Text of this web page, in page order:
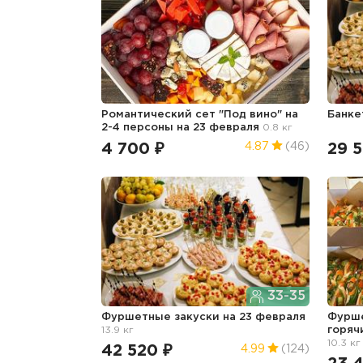
Романтический сет "Под вино" на
2-4 персоны
на 23 февраля 0.8 кг
4 700 ₽ 4.87 (46) 29
33-35
Фуршетные закуски на 23 февраля
13.9 кг
42 520 ₽ 4.99 (124)
10.3 кг